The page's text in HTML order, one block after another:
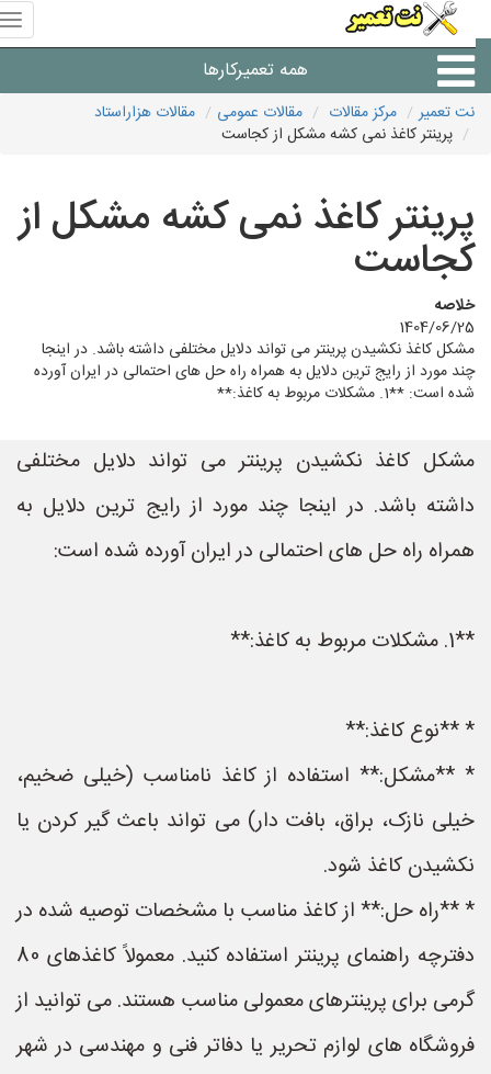
همه تعمیرکارها
شرکت های تعمیرات لوازم
نت تعمیر مرکز مقالات مقالات عمومی
مقالات هزاراستاد
پرینتر کاغذ نمی کشه مشکل از کجاست
پرینتر کاغذ نمی کشه مشکل از
کجاست
خلاصه
1404/06/25
مشکل کاغذ نکشیدن پرینتر می تواند دلایل مختلفی داشته باشد. در اینجا
چند مورد از رایج ترین دلایل به همراه راه حل های احتمالی در ایران آورده
شده است: **1. مشکلات مربوط به کاغذ:**
مشکل کاغذ نکشیدن پرینتر می تواند دلایل مختلفی
داشته باشد. در اینجا چند مورد از رایج ترین دلایل به
همراه راه حل های احتمالی در ایران آورده شده است:
**1. مشکلات مربوط به کاغذ:**
* **نوع کاغذ:**
* **مشکل:** استفاده از کاغذ نامناسب (خیلی ضخیم،
خیلی نازک، براق، بافت دار) می تواند باعث گیر کردن یا
نکشیدن کاغذ شود.
* **راه حل:** از کاغذ مناسب با مشخصات توصیه شده در
دفترچه راهنمای پرینتر استفاده کنید. معمولاً کاغذهای 80
گرمی برای پرینترهای معمولی مناسب هستند. می توانید از
فروشگاه های لوازم تحریر یا دفاتر فنی و مهندسی در شهر